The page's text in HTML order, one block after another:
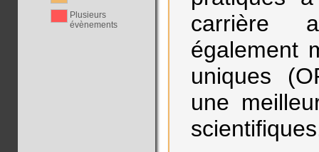
Plusieurs
évènements
carrière
également
uniques
une